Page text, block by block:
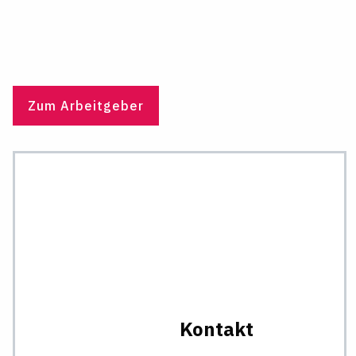
Zum Arbeitgeber
Kontakt